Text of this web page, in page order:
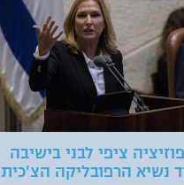
ציפי לבני בישיבה
נשיא הרפובליקה הצ'כית